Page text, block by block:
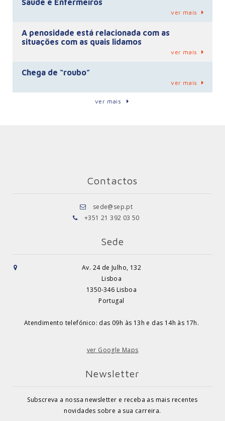
Saúde e Enfermeiros
ver mais
A penosidade está relacionada com as
situações com as quais lidamos
ver mais
Chega de “roubo”
ver mais
ver mais
Contactos
sede@sep.pt
+351 21 392 03 50
Sede
Av. 24 de Julho, 132
Lisboa
1350-346 Lisboa
Portugal
Atendimento telefónico: das 09h às 13h e das 14h às 17h.
ver Google Maps
Newsletter
Subscreva a nossa newsletter e receba as mais recentes
novidades sobre a sua carreira.